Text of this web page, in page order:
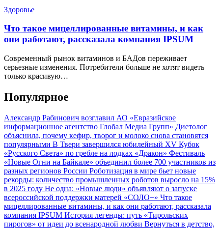
Здоровье
Что такое мицеллированные витамины, и как
они работают, рассказала компания IPSUM
Современный рынок витаминов и БАДов переживает
серьезные изменения. Потребители больше не хотят видеть
только красивую…
Популярное
Александр Рабинович возглавил АО «Евразийское
информационное агентство Глобал Медиа Групп» Диетолог
объяснила, почему кефир, творог и молоко снова становятся
популярными В Твери завершился юбилейный XV Кубок
«Русского Света» по гребле на лодках «Дракон» Фестиваль
«Новые Огни на Байкале» объединил более 700 участников из
разных регионов России Роботизация в мире бьет новые
рекорды: количество промышленных роботов выросло на 15%
в 2025 году Не одна: «Новые люди» объявляют о запуске
всероссийской поддержки матерей «СОЛО+» Что такое
мицеллированные витамины, и как они работают, рассказала
компания IPSUM История легенды: путь «Тирольских
пирогов» от идеи до всенародной любви Вернуться в детство,